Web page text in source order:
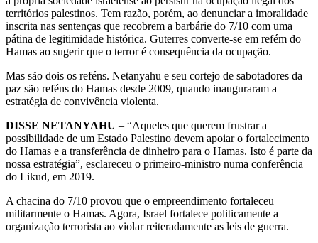
territórios palestinos. Tem razão, porém, ao denunciar a imoralidade
inscrita nas sentenças que recobrem a barbárie do 7/10 com uma
pátina de legitimidade histórica. Guterres converte-se em refém do
Hamas ao sugerir que o terror é consequência da ocupação.
Mas são dois os reféns. Netanyahu e seu cortejo de sabotadores da
paz são reféns do Hamas desde 2009, quando inauguraram a
estratégia de convivência violenta.
DISSE NETANYAHU – “Aqueles que querem frustrar a
possibilidade de um Estado Palestino devem apoiar o fortalecimento
do Hamas e a transferência de dinheiro para o Hamas. Isto é parte da
nossa estratégia”, esclareceu o primeiro-ministro numa conferência
do Likud, em 2019.
A chacina do 7/10 provou que o empreendimento fortaleceu
militarmente o Hamas. Agora, Israel fortalece politicamente a
organização terrorista ao violar reiteradamente as leis de guerra.